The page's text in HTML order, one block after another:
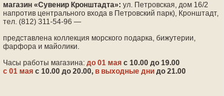
магазин «Сувенир Кронштадта»: ул. Петровская, дом 16/2
(напротив центрального входа в Петровский парк), Кронштадт,
тел. (812) 311-54-96 —
представлена коллекция морского подарка, бижутерии,
фарфора и майолики.
Часы работы магазина: до 01 мая с 10.00 до 19.00
с 01 мая с 10.00 до 20.00, в выходные дни до 21.00